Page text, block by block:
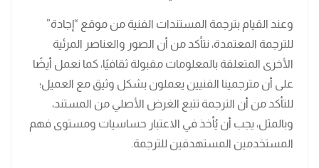
وعند القيام بترجمة المستندات الفنية من موقع “إجادة”
للترجمة المعتمدة، نتأكد من أن الصور والعناصر المرئية
الأخرى المتعلقة بالمعلومات مقبولة ثقافيًا، كما نعمل أيضًا
على أن مترجمينا الفنيين يعملون بشكل وثيق مع العميل؛
للتأكد من أن الترجمة تتبع الغرض الأصلي من المستند،
وبالمثل، يجب أن يُأخذ في الاعتبار حساسيات ومستوى فهم
المستخدمين المستهدفين للترجمة.